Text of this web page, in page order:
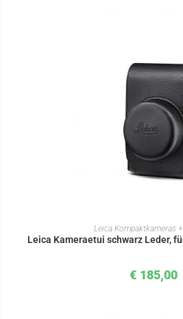
IN DEN
Leica Kompaktkameras
Leica Kameraetui schwarz Leder,
€ 185,00